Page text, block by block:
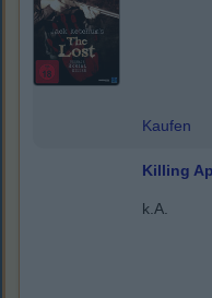
Kaufen
Killing
k.A.